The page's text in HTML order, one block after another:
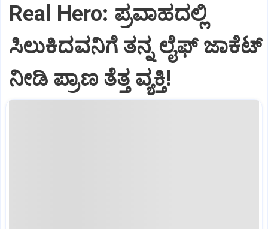
Real Hero: ಪ್ರವಾಹದಲ್ಲಿ
ಸಿಲುಕಿದವನಿಗೆ ತನ್ನ ಲೈಫ್ ಜಾಕೆಟ್
ನೀಡಿ ಪ್ರಾಣ ತೆತ್ತ ವ್ಯಕ್ತಿ!